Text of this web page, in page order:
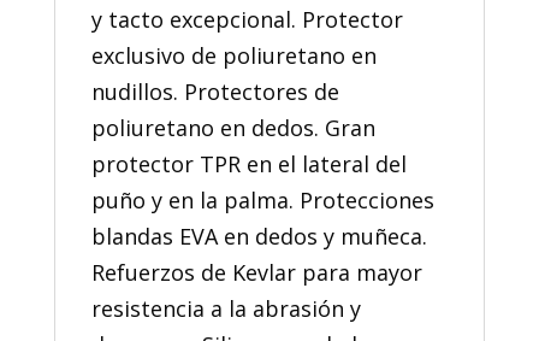
y tacto excepcional. Protector
exclusivo de poliuretano en
nudillos. Protectores de
poliuretano en dedos. Gran
protector TPR en el lateral del
puño y en la palma. Protecciones
blandas EVA en dedos y muñeca.
Refuerzos de Kevlar para mayor
resistencia a la abrasión y